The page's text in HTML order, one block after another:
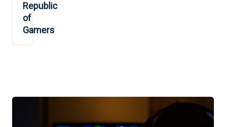
Republic
of
Gamers